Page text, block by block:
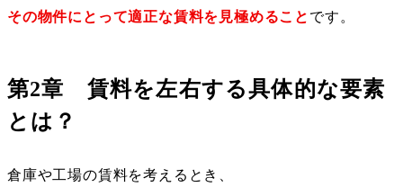
その物件にとって適正な賃料を見極めること です。
第2章 賃料を左右する具体的な要素
とは？
倉庫や工場の賃料を考えるとき、